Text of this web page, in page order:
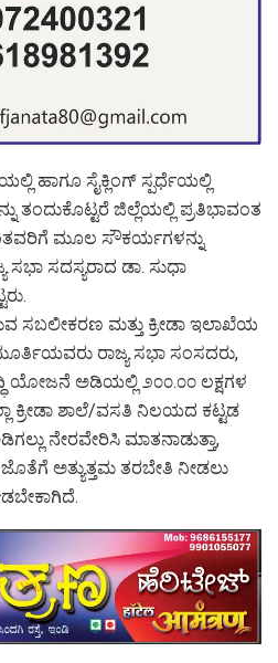
ಹಾಗೂ ಸೈಕ್ಲಿಂಗ್ ಸ್ಪರ್ಧೆಯಲ್ಲಿ
ತಂದುಕೊಟ್ಟರೆ ಜಿಲ್ಲೆಯಲ್ಲಿ ಪ್ರತಿಭಾವಂತ
ಮೂಲ ಸೌಕರ್ಯಗಳನ್ನು
ಸಭಾ ಸದಸ್ಯರಾದ ಡಾ. ಸುಧಾ
ಸಬಲೀಕರಣ ಮತ್ತು ಕ್ರೀಡಾ ಇಲಾಖೆಯ
ರಾಜ್ಯ ಸಭಾ ಸಂಸದರು,
ಯೋಜನೆ ಅಡಿಯಲ್ಲಿ ೨೦೦.೦೦ ಲಕ್ಷಗಳ
ಕ್ರೀಡಾ ಶಾಲೆ/ವಸತಿ ನಿಲಯದ ಕಟ್ಟಡ
ನೇರವೇರಿಸಿ ಮಾತನಾಡುತ್ತಾ,
ಅತ್ಯುತ್ತಮ ತರಬೇತಿ ನೀಡಲು